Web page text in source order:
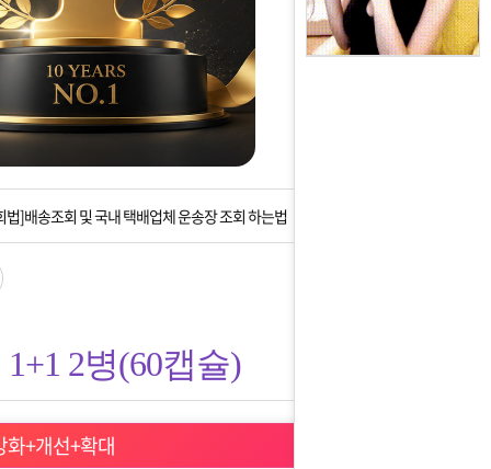
상황을 대비해 꼭 입금후 고객센터 연락바랍니다.
연휴 배송 및 휴무 안내
]배송조회 및 국내 택배업체 운송장 조회 하는법
고객 앱설치 가능합니다.
상황을 대비해 꼭 입금후 고객센터 연락바랍니다.
연휴 배송 및 휴무 안내
2병(60캡슐)
화+개선+확대